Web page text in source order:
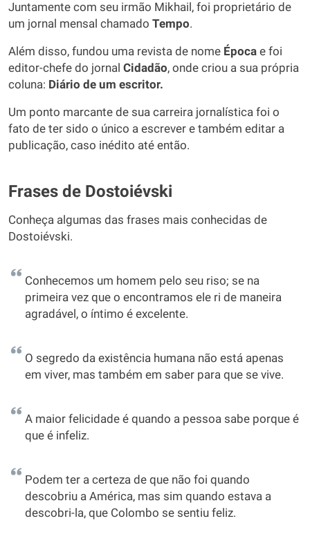
Juntamente com seu irmão Mikhail, foi proprietário de
um jornal mensal chamado Tempo.
Além disso, fundou uma revista de nome Época e foi
editor-chefe do jornal Cidadão, onde criou a sua própria
coluna: Diário de um escritor.
Um ponto marcante de sua carreira jornalística foi o
fato de ter sido o único a escrever e também editar a
publicação, caso inédito até então.
Frases de Dostoiévski
Conheça algumas das frases mais conhecidas de
Dostoiévski.
Conhecemos um homem pelo seu riso; se na
primeira vez que o encontramos ele ri de maneira
agradável, o íntimo é excelente.
O segredo da existência humana não está apenas
em viver, mas também em saber para que se vive.
A maior felicidade é quando a pessoa sabe porque é
que é infeliz.
Podem ter a certeza de que não foi quando
descobriu a América, mas sim quando estava a
descobri-la, que Colombo se sentiu feliz.